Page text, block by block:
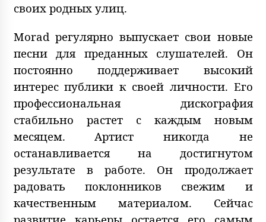
своих родных улиц.
Morad регулярно выпускает свои новые
песни для преданных слушателей. Он
постоянно поддерживает высокий
интерес публики к своей личности. Его
профессиональная дискография
стабильно растет с каждым новым
месяцем. Артист никогда не
останавливается на достигнутом
результате в работе. Он продолжает
радовать поклонников свежим и
качественным материалом. Сейчас